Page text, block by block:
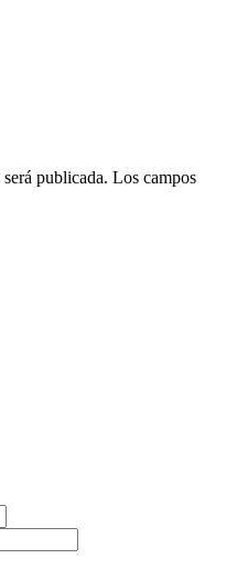
publicada. Los campos